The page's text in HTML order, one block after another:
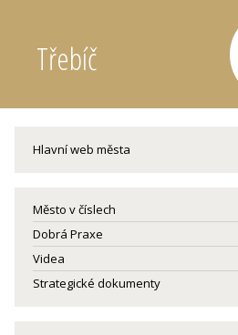
Třebíč
Hlavní web města
Město v číslech
Dobrá Praxe
Videa
Strategické dokumenty